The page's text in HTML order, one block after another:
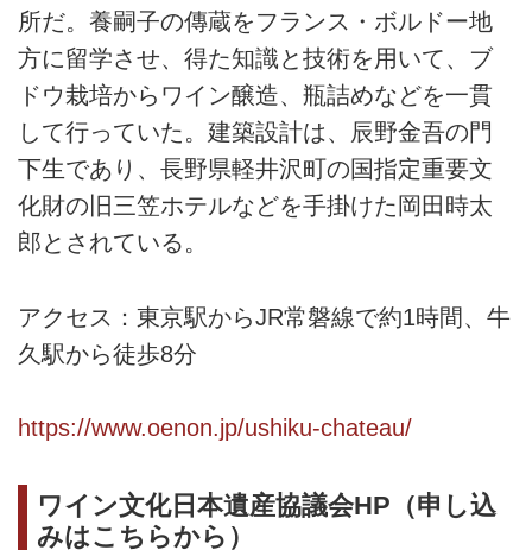
所だ。養嗣子の傳蔵をフランス・ボルドー地
方に留学させ、得た知識と技術を用いて、ブ
ドウ栽培からワイン醸造、瓶詰めなどを一貫
して行っていた。建築設計は、辰野金吾の門
下生であり、長野県軽井沢町の国指定重要文
化財の旧三笠ホテルなどを手掛けた岡田時太
郎とされている。
アクセス：東京駅からJR常磐線で約1時間、牛
久駅から徒歩8分
https://www.oenon.jp/ushiku-chateau/
ワイン文化日本遺産協議会HP（申し込
みはこちらから）